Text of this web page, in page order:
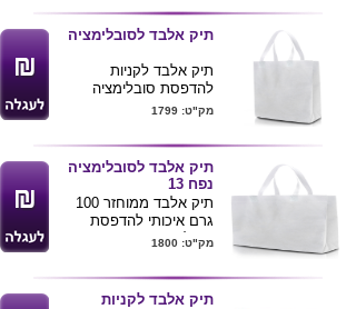
במגוון צבעים .מידת התיק
41*38 ס"מ .
ניתן למתג את לוגו החברה
ע"ג התיק .
לרכישת מוצר
זה בכמויות
בודדות ומשלוח
עד הבית לחצ/י
כאן
תיק אלבד לסובלימציה
תיק אלבד לקניות
להדפסת סובלימציה
/צבעונית
ארוכות
גודל 38*41*8
מק"ט: 1799
תיק אלבד לסובלימציה
נפח 13
תיק אלבד ממוחזר 100
גרם איכותי להדפסת
סובלימציה נפח 13 ס"מ
לחיזוק
גודל תיק -45*34*13
מק"ט: 1800
תיק אלבד לקניות